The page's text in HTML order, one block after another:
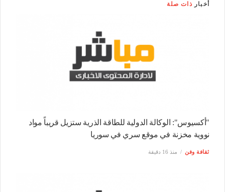
أخبار ذات صلة
"أكسيوس": الوكالة الدولية للطاقة الذرية ستزيل قريباً مواد
نووية مخزنة في موقع سري في سوريا
ثقافة وفن منذ 16 دقيقة